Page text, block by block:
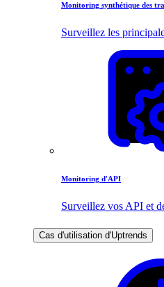
Monitoring synthétique des
Surveillez les
Monitoring d'API
Surveillez vos API et
Cas d'utilisation d'Uptrends